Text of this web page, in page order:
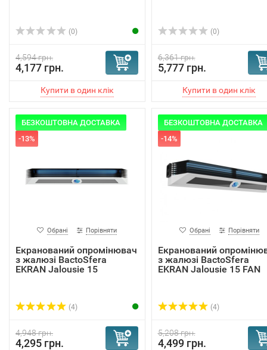
(0)
4,594 грн.
4,177 грн.
(0)
6,361 грн.
5,777 грн.
БЕЗКОШТОВНА ДОСТАВКА
-13%
Обрані Порівняти
Екранований опромінювач
з жалюзі BactoSfera
EKRAN Jalousie 15
(4)
4,948 грн.
4,295 грн.
БЕЗКОШТОВНА ДОСТАВКА
-14%
Обрані Порівняти
Екранований
з жалюзі BactoSfera
EKRAN Jalousie 15 FAN
(4)
5,208 грн.
4,499 грн.